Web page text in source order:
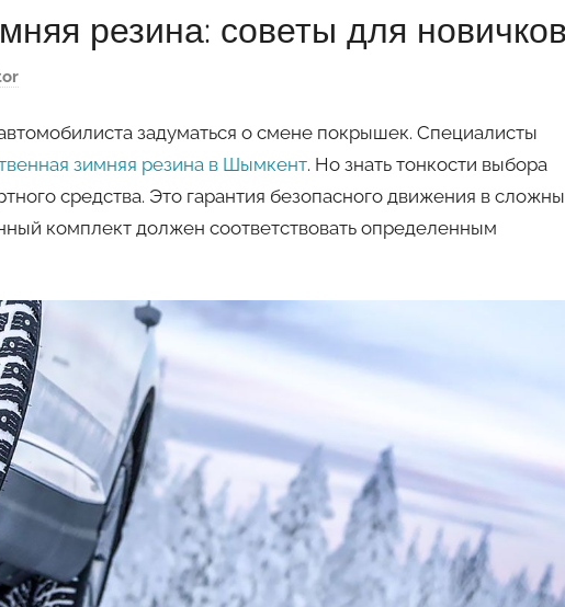
авто
резина: советы для
задуматься о смене покрышек. Специалисты
зимняя резина в Шымкент. Но знать тонкости выбора
средства. Это гарантия безопасного движения в
комплект должен соответствовать определенным